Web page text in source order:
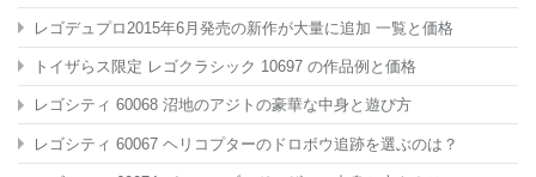
レゴデュプロ2015年6月発売の新作が大量に追加 一覧と価格
トイザらス限定 レゴクラシック 10697 の作品例と価格
レゴシティ 60068 沼地のアジトの豪華な中身と遊び方
レゴシティ 60067 ヘリコプターのドロボウ追跡を選ぶのは？